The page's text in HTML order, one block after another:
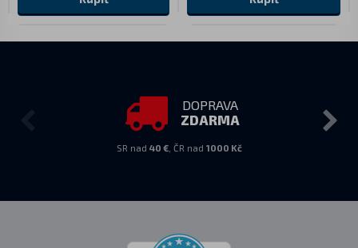
DOPRAVA
ZDARMA
SR nad 40 €, ČR nad 1000 Kč